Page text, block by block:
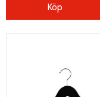
Köp